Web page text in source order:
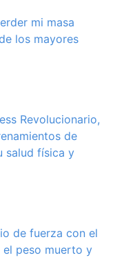
mi masa
los mayores
Revolucionario,
de
salud física y
de fuerza con el
el peso muerto y